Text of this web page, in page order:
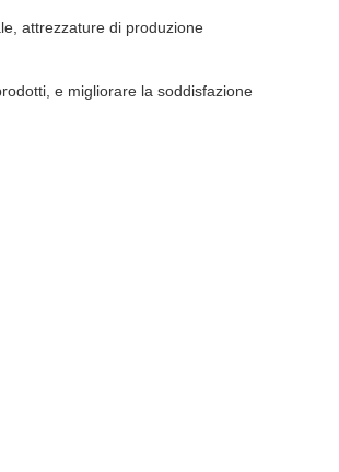
attrezzature di produzione
e migliorare la soddisfazione